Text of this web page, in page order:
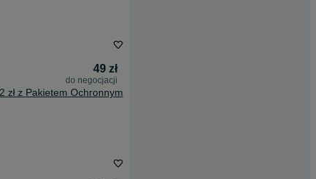
49 zł
do negocjacji
zł z Pakietem Ochronnym